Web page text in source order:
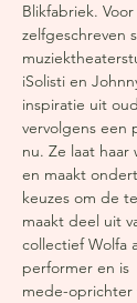
Blikfabriek.
zelfgeschreven
iSolisti en
inspiratie uit
vervolgens een
nu. Ze laat
en maakt
keuzes om de
maakt deel uit
collectief Wolfa
performer en is
mede-oprichter